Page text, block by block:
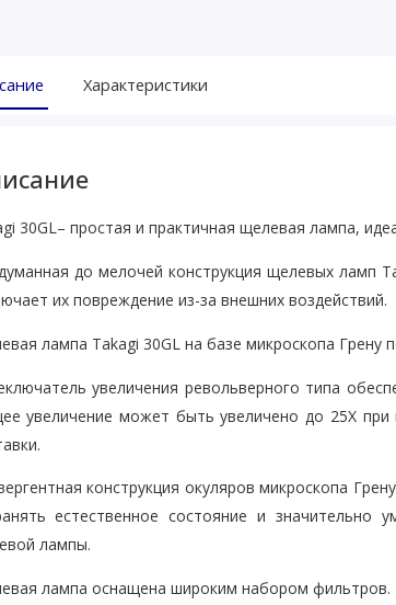
Характеристики
30GL– простая и практичная щелевая лампа,
до мелочей конструкция щелевых ламп
их повреждение из-за внешних воздействий.
лампа Takagi 30GL на базе микроскопа Грену
увеличения револьверного типа
увеличение может быть увеличено до 25Х при
конструкция окуляров микроскопа
естественное состояние и значительно
лампы.
лампа оснащена широким набором фильтров.